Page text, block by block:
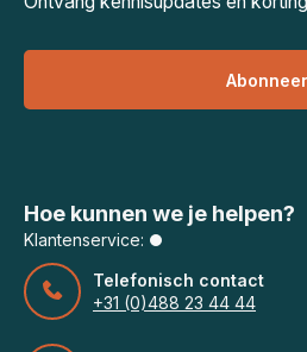
Abonneer
Hoe kunnen we je helpen?
Klantenservice:
Telefonisch contact
+31 (0)488 23 44 44